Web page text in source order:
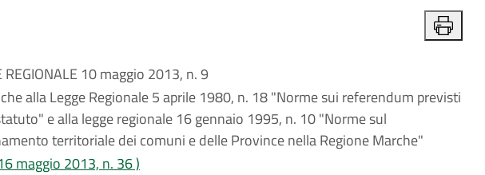
REGIONALE 10 maggio 2013, n. 9
alla Legge Regionale 5 aprile 1980, n. 18 "Norme sui referendum previsti
e alla legge regionale 16 gennaio 1995, n. 10 "Norme sul
territoriale dei comuni e delle Province nella Regione Marche"
maggio 2013, n. 36 )